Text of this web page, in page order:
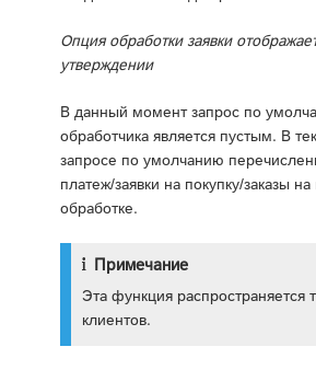
Опция обработки заявки
утверждении
В данный момент запрос по
обработчика является пустым. В
запросе по умолчанию
платеж/заявки на покупку/заказы
обработке.
Примечание
Эта функция распространяется
клиентов.